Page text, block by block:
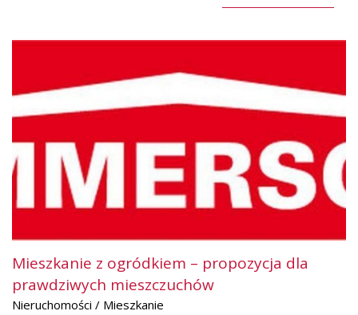
Mieszkanie z ogródkiem – propozycja dla
prawdziwych mieszczuchów
Nieruchomości / Mieszkanie